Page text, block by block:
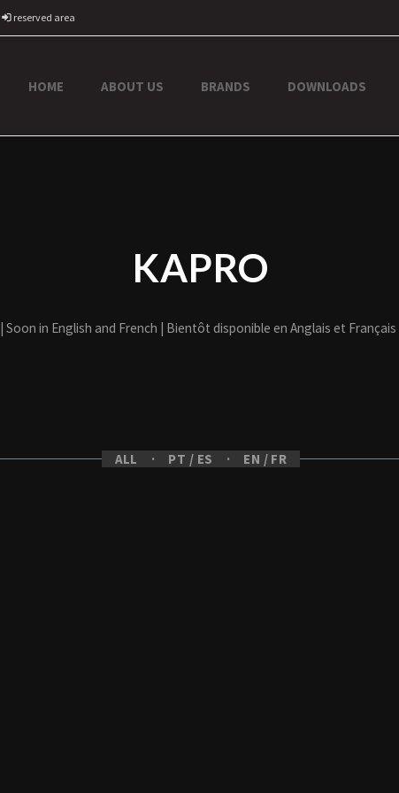
reserved area
HOME ABOUT US BRANDS DOWNLOADS
KAPRO
| Soon in English and French | Bientôt disponible en Anglais et Français
ALL PT / ES EN / FR